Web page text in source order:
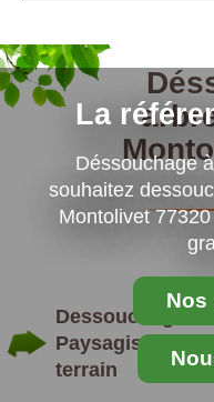
La
Déssouchage
souhaitez
Montolivet
Nos
Dessouchage
Paysagiste
terrain